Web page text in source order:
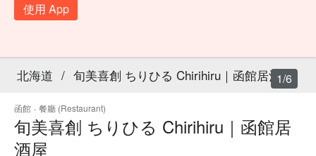
使用 App
北海道 / 旬美喜創 ちりひる Chirihiru｜函館居酒屋
函館 · 餐廳 (Restaurant)
旬美喜創 ちりひる Chirihiru｜函館居
酒屋
1/6